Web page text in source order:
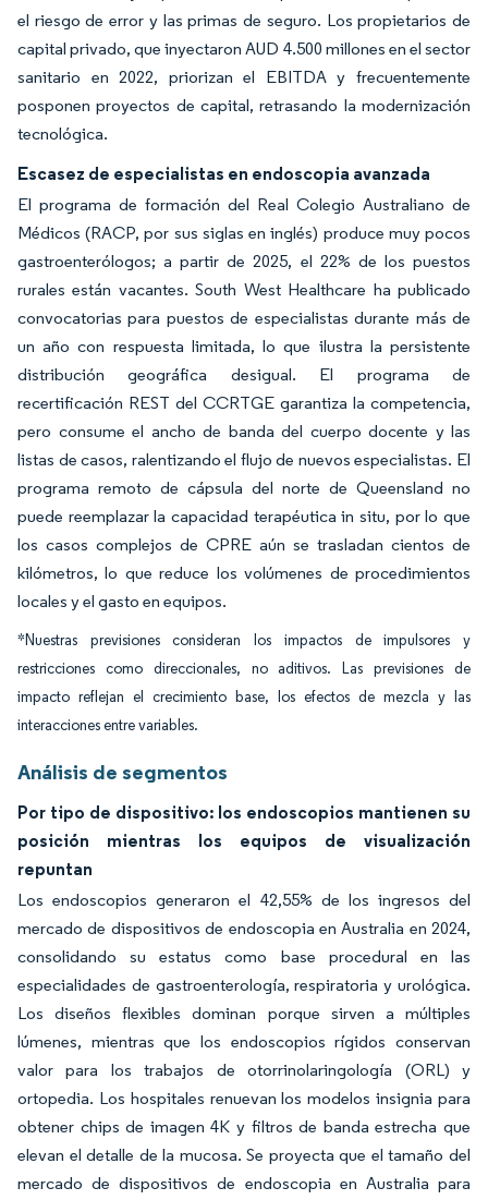
el riesgo de error y las primas de seguro. Los propietarios de
capital privado, que inyectaron AUD 4.500 millones en el sector
sanitario en 2022, priorizan el EBITDA y frecuentemente
posponen proyectos de capital, retrasando la modernización
tecnológica.
Escasez de especialistas en endoscopia avanzada
El programa de formación del Real Colegio Australiano de
Médicos (RACP, por sus siglas en inglés) produce muy pocos
gastroenterólogos; a partir de 2025, el 22% de los puestos
rurales están vacantes. South West Healthcare ha publicado
convocatorias para puestos de especialistas durante más de
un año con respuesta limitada, lo que ilustra la persistente
distribución geográfica desigual. El programa de
recertificación REST del CCRTGE garantiza la competencia,
pero consume el ancho de banda del cuerpo docente y las
listas de casos, ralentizando el flujo de nuevos especialistas. El
programa remoto de cápsula del norte de Queensland no
puede reemplazar la capacidad terapéutica in situ, por lo que
los casos complejos de CPRE aún se trasladan cientos de
kilómetros, lo que reduce los volúmenes de procedimientos
locales y el gasto en equipos.
*Nuestras previsiones consideran los impactos de impulsores y
restricciones como direccionales, no aditivos. Las previsiones de
impacto reflejan el crecimiento base, los efectos de mezcla y las
interacciones entre variables.
Análisis de segmentos
Por tipo de dispositivo: los endoscopios mantienen su
posición mientras los equipos de visualización
repuntan
Los endoscopios generaron el 42,55% de los ingresos del
mercado de dispositivos de endoscopia en Australia en 2024,
consolidando su estatus como base procedural en las
especialidades de gastroenterología, respiratoria y urológica.
Los diseños flexibles dominan porque sirven a múltiples
lúmenes, mientras que los endoscopios rígidos conservan
valor para los trabajos de otorrinolaringología (ORL) y
ortopedia. Los hospitales renuevan los modelos insignia para
obtener chips de imagen 4K y filtros de banda estrecha que
elevan el detalle de la mucosa. Se proyecta que el tamaño del
mercado de dispositivos de endoscopia en Australia para